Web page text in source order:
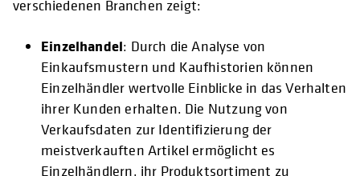
verschiedenen Branchen zeigt:
Einzelhandel: Durch die Analyse von
Einkaufsmustern und Kaufhistorien können
Einzelhändler wertvolle Einblicke in das Verhalten
ihrer Kunden erhalten. Die Nutzung von
Verkaufsdaten zur Identifizierung der
meistverkauften Artikel ermöglicht es
Einzelhändlern, ihr Produktsortiment zu